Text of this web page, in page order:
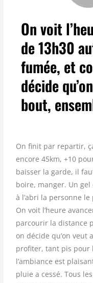
On voit
de 13h30
fumée, et
décide
bout,
On finit par repartir,
encore 45km, +10
baisser la garde, il
boire, manger. Un
à l’abri la personne
On voit l’heure
parcourir la distance
on décide qu’on veut
profiter, tant pis pour
l’ambiance est
pluie a cessé. Tous